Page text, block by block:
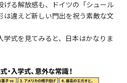
げる解放感も、ドイツの「シュール
は違えど新しい門出を祝う素敵な文
学式を見てみると、日本はかなりま